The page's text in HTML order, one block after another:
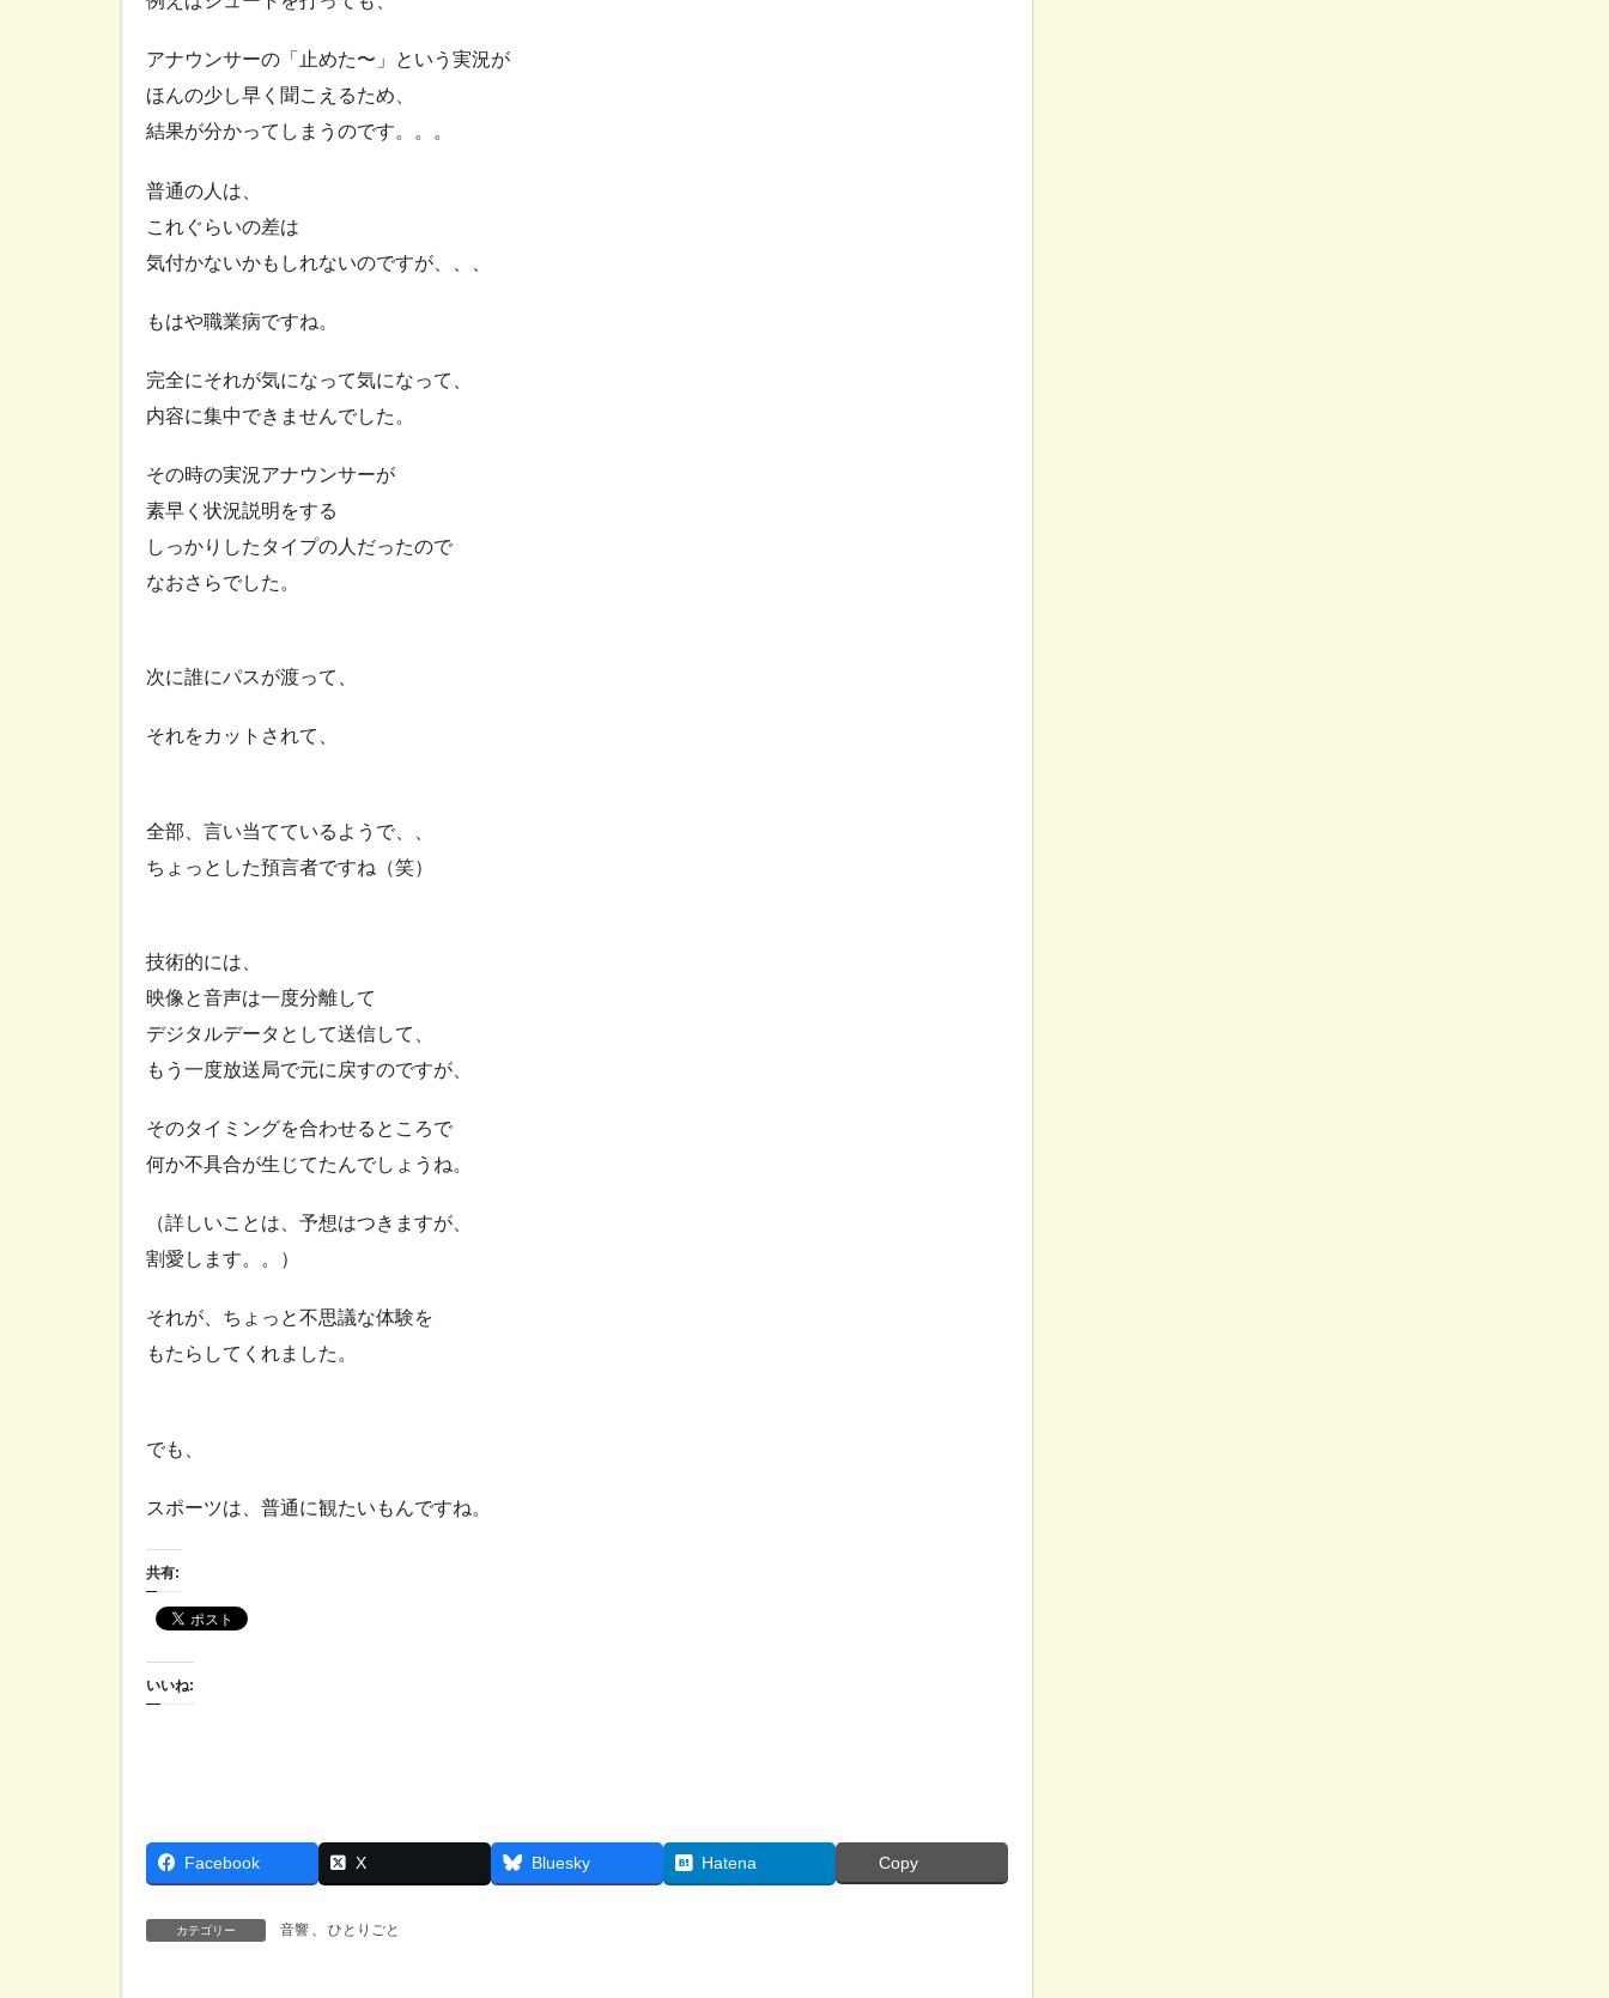
アナウンサーの「止めた〜」という実況が
ほんの少し早く聞こえるため、
結果が分かってしまうのです。。。
普通の人は、
これぐらいの差は
気付かないかもしれないのですが、、、
もはや職業病ですね。
完全にそれが気になって気になって、
内容に集中できませんでした。
その時の実況アナウンサーが
素早く状況説明をする
しっかりしたタイプの人だったので
なおさらでした。
次に誰にパスが渡って、
それをカットされて、
全部、言い当てているようで、、
ちょっとした預言者ですね（笑）
技術的には、
映像と音声は一度分離して
デジタルデータとして送信して、
もう一度放送局で元に戻すのですが、
そのタイミングを合わせるところで
何か不具合が生じてたんでしょうね。
（詳しいことは、予想はつきますが、
割愛します。。）
それが、ちょっと不思議な体験を
もたらしてくれました。
でも、
スポーツは、普通に観たいもんですね。
共有:
いいね:
Facebook X Bluesky Hatena Copy
カテゴリー 音響 、 ひとりごと